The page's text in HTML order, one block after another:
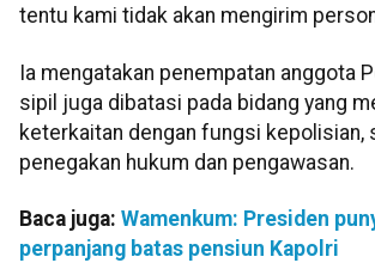
tentu kami tidak akan mengirim
Ia mengatakan penempatan anggota
sipil juga dibatasi pada bidang yang
keterkaitan dengan fungsi kepolisian,
penegakan hukum dan pengawasan.
Baca juga: Wamenkum: Presiden
perpanjang batas pensiun Kapolri